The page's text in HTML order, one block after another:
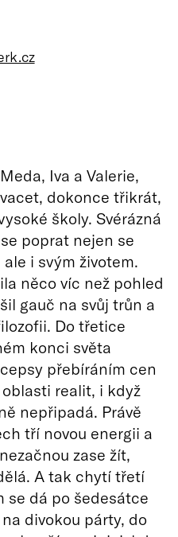
Iva a Valerie,
dokonce třikrát,
školy. Svérázná
poprat nejen se
i svým životem.
něco víc než pohled
gauč na svůj trůn a
Do třetice
konci světa
přebíráním cen
realit, i když
nepřipadá. Právě
tří novou energii a
zase žít,
A tak chytí třetí
se dá po šedesátce
divokou párty, do